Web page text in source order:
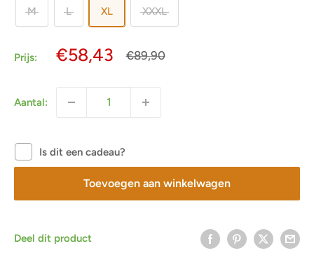
M L XL XXXL
Prijs: Actieprijs
€58,43
Normale
€89,90
Aantal:
Is dit een cadeau?
Toevoegen aan winkelwagen
Deel dit product